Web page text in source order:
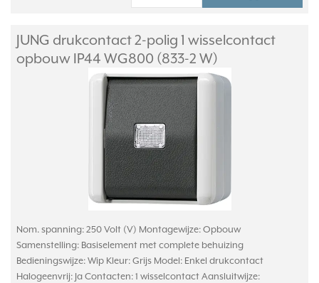
JUNG drukcontact 2-polig 1 wisselcontact
opbouw IP44 WG800 (833-2 W)
Nom. spanning: 250 Volt (V) Montagewijze: Opbouw
Samenstelling: Basiselement met complete behuizing
Bedieningswijze: Wip Kleur: Grijs Model: Enkel drukcontact
Halogeenvrij: Ja Contacten: 1 wisselcontact Aansluitwijze: